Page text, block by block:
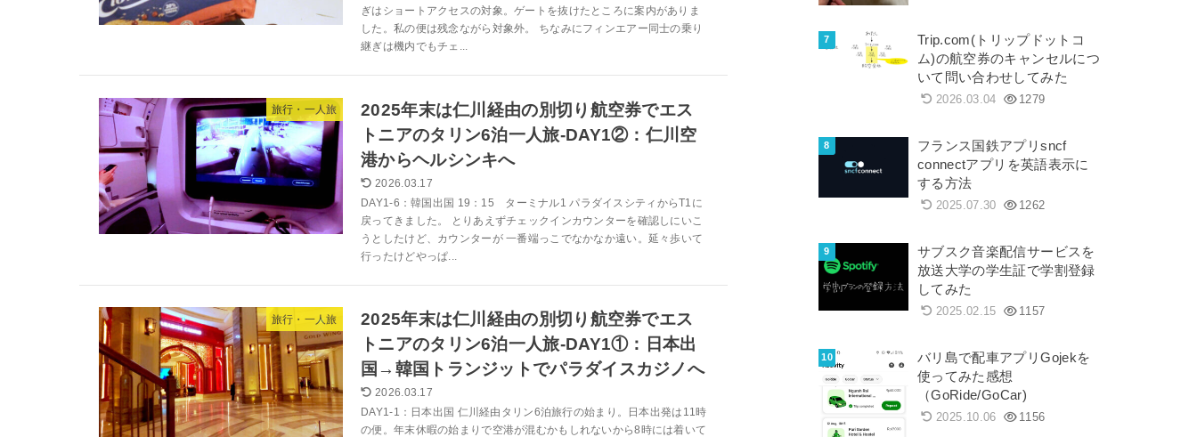
ぎはショートアクセスの対象。ゲートを抜けたところに案内がありま
した。私の便は残念ながら対象外。 ちなみにフィンエアー同士の乗り
継ぎは機内でもチェ...
旅行・一人旅
2025年末は仁川経由の別切り航空券でエス
トニアのタリン6泊一人旅-DAY1②：仁川空
港からヘルシンキへ
2026.03.17
DAY1-6：韓国出国 19：15 ターミナル1 パラダイスシティからT1に
戻ってきました。 とりあえずチェックインカウンターを確認しにいこ
うとしたけど、カウンターが 一番端っこでなかなか遠い。延々歩いて
行ったけどやっぱ...
旅行・一人旅
2025年末は仁川経由の別切り航空券でエス
トニアのタリン6泊一人旅-DAY1①：日本出
国→韓国トランジットでパラダイスカジノへ
2026.03.17
DAY1-1：日本出国 仁川経由タリン6泊旅行の始まり。日本出発は11時
の便。年末休暇の始まりで空港が混むかもしれないから8時には着いて
Trip.com(トリップドットコ
ム)の航空券のキャンセルにつ
いて問い合わせしてみた
2026.03.04 1279
フランス国鉄アプリsncf
connectアプリを英語表示に
する方法
2025.07.30 1262
サブスク音楽配信サービスを
放送大学の学生証で学割登録
してみた
2025.02.15 1157
バリ島で配車アプリGojekを
使ってみた感想
（GoRide/GoCar)
2025.10.06 1156